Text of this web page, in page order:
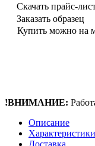
Скачать прайс-
Заказать образец
Купить можно на
!ВНИМАНИЕ:
Описание
Характеристики
Доставка